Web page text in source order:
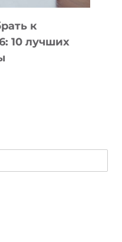
к
10 лучших